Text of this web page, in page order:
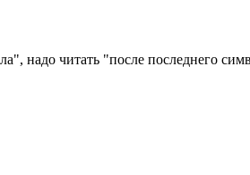
надо читать "после последнего